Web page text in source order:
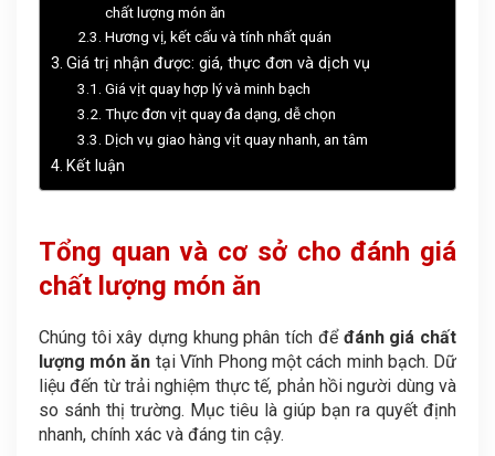
chất lượng món ăn
Hương vị, kết cấu và tính nhất quán
Giá trị nhận được: giá, thực đơn và dịch vụ
Giá vịt quay hợp lý và minh bạch
Thực đơn vịt quay đa dạng, dễ chọn
Dịch vụ giao hàng vịt quay nhanh, an tâm
Kết luận
Tổng quan và cơ sở cho đánh giá
chất lượng món ăn
Chúng tôi xây dựng khung phân tích để đánh giá chất
lượng món ăn tại Vĩnh Phong một cách minh bạch. Dữ
liệu đến từ trải nghiệm thực tế, phản hồi người dùng và
so sánh thị trường. Mục tiêu là giúp bạn ra quyết định
nhanh, chính xác và đáng tin cậy.